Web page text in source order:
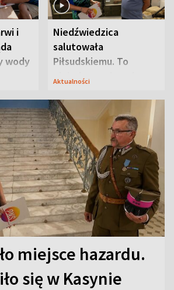
i
wody
Niedźwiedzica
salutowała
Piłsudskiemu. To
niejedyna tajemnica
Aktualności
miejsce hazardu.
się w Kasynie